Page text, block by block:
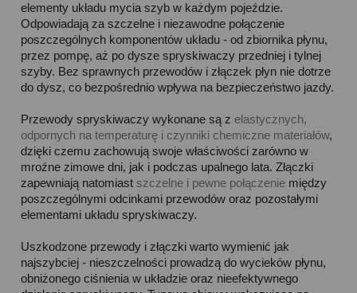
elementy układu mycia szyb w każdym pojeździe.
Odpowiadają za szczelne i niezawodne połączenie
poszczególnych komponentów układu - od zbiornika płynu,
przez pompę, aż po dysze spryskiwaczy przedniej i tylnej
szyby. Bez sprawnych przewodów i złączek płyn nie dotrze
do dysz, co bezpośrednio wpływa na bezpieczeństwo jazdy.
Przewody spryskiwaczy wykonane są z elastycznych,
odpornych na temperaturę i czynniki chemiczne materiałów,
dzięki czemu zachowują swoje właściwości zarówno w
mroźne zimowe dni, jak i podczas upalnego lata. Złączki
zapewniają natomiastszczelne i pewne połączenie między
poszczególnymi odcinkami przewodów oraz pozostałymi
elementami układu spryskiwaczy.
Uszkodzone przewody i złączki warto wymienić jak
najszybciej - nieszczelności prowadzą do wycieków płynu,
obniżonego ciśnienia w układzie oraz nieefektywnego